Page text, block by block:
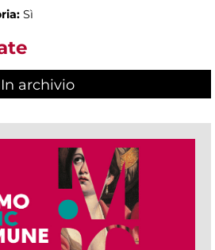
Sì
In archivio